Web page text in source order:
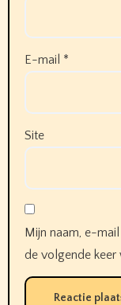
E-mail *
Site
Mijn naam, e-
de volgende keer